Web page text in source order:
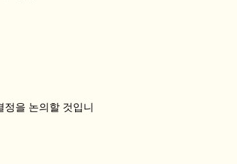
을 논의할 것입니